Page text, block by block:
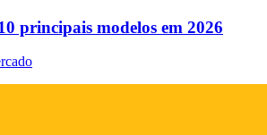
principais modelos em 2026